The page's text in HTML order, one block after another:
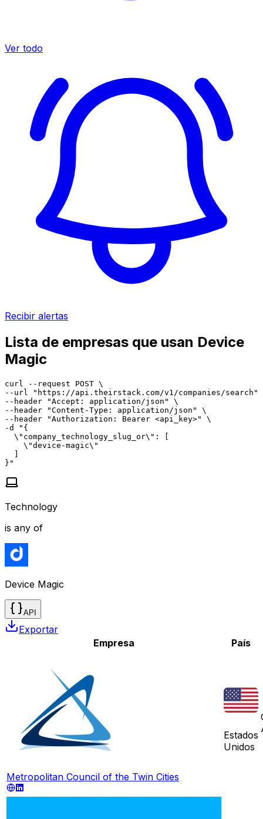
Ver todo
Recibir alertas
Lista de empresas que usan Device
Magic
curl --request POST \
--url "https://api.theirstack.com/v1/companies/search"
--header "Accept: application/json" \
--header "Content-Type: application/json" \
--header "Authorization: Bearer <api_key>" \
-d "{
  \"company_technology_slug_or\": [
    \"device-magic\"
  ]
}"
Technology
is any of
Device Magic
API
Exportar
Empresa
País
Metropolitan Council of the Twin Cities
Estados
Unidos